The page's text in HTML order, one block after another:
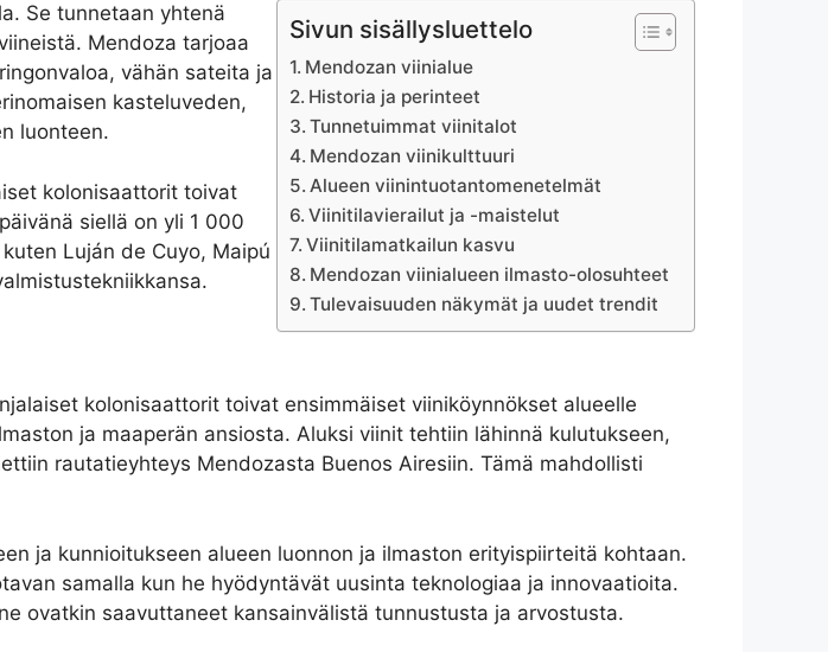
Sivun sisällysluettelo
Mendozan viinialue
Historia ja perinteet
Tunnetuimmat viinitalot
Mendozan viinikulttuuri
Alueen viinintuotantomenetelmät
Viinitilavierailut ja -maistelut
Viinitilamatkailun kasvu
Mendozan viinialueen ilmasto-olosuhteet
Tulevaisuuden näkymät ja uudet trendit
Se tunnetaan yhtenä
Mendoza tarjoaa
vähän sateita ja
kasteluveden,
luonteen.
kolonisaattorit toivat
siellä on yli 1 000
Luján de Cuyo, Maipú
kolonisaattorit toivat ensimmäiset viiniköynnökset alueelle
ja maaperän ansiosta. Aluksi viinit tehtiin lähinnä kulutukseen,
rautatieyhteys Mendozasta Buenos Airesiin. Tämä mahdollisti
ja kunnioitukseen alueen luonnon ja ilmaston erityispiirteitä kohtaan.
samalla kun he hyödyntävät uusinta teknologiaa ja innovaatioita.
ovatkin saavuttaneet kansainvälistä tunnustusta ja arvostusta.